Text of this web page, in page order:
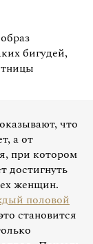
бигудей,
что
а от
при котором
достигнуть
женщин.
половой
становится